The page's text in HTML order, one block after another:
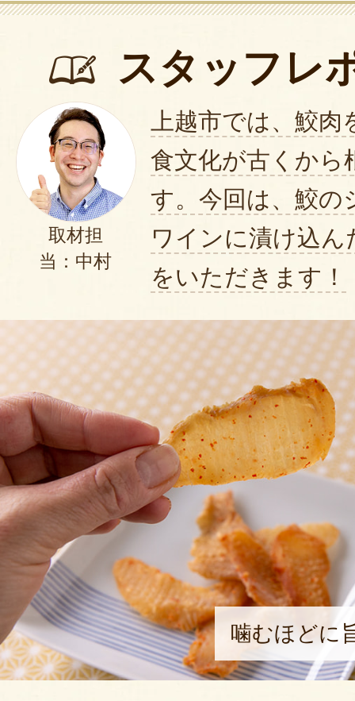
スタッフレ
取材担
当：中村
上越市では、鮫
食文化が古くから
す。今回は、鮫の
ワインに漬け込
をいただきます！
噛むほどに